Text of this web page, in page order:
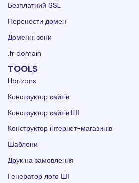
Безплатний SSL
Перенести домен
Доменні зони
.fr domain
TOOLS
Horizons
Конструктор сайтів
Конструктор сайтів ШІ
Конструктор інтернет-магазинів
Шаблони
Друк на замовлення
Генератор лого ШІ